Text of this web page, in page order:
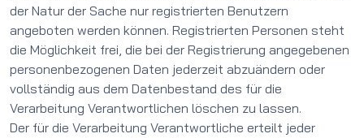
der Natur der Sache nur registrierten Benutzern
angeboten werden können. Registrierten Personen steht
die Möglichkeit frei, die bei der Registrierung angegebenen
personenbezogenen Daten jederzeit abzuändern oder
vollständig aus dem Datenbestand des für die
Verarbeitung Verantwortlichen löschen zu lassen.
Der für die Verarbeitung Verantwortliche erteilt jeder